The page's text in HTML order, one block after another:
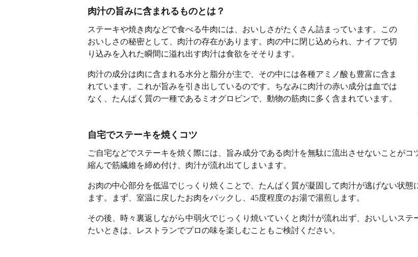
肉汁の旨みに含まれるものとは？
ステーキや焼き肉などで食べる牛肉には、おいしさがたくさん詰まっています。この
おいしさの秘密として、肉汁の存在があります。肉の中に閉じ込められ、ナイフで切
り込みを入れた瞬間に溢れ出す肉汁は食欲をそそります。
肉汁の成分は肉に含まれる水分と脂分が主で、その中には各種アミノ酸も豊富に含ま
れています。これが旨みを引き出しているのです。ちなみに肉汁の赤い成分は血では
なく、たんぱく質の一種であるミオグロビンで、動物の筋肉に多く含まれています。
自宅でステーキを焼くコツ
ご自宅などでステーキを焼く際には、旨み成分である肉汁を無駄に流出させないことが
縮んで筋繊維を締め付け、肉汁が流れ出てしまいます。
お肉の中心部分を低温でじっくり焼くことで、たんぱく質が凝固して肉汁が逃げない状態
ます。まず、室温に戻したお肉をパックし、45度程度のお湯で湯煎します。
その後、時々裏返しながら中弱火でじっくり焼いていくと肉汁が流れ出ず、おいしいス
たいときは、レストランでプロの味を楽しむこともご検討ください。